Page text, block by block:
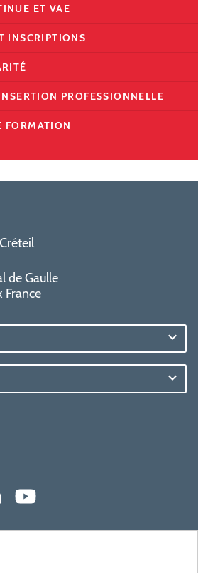
ET VAE
INSCRIPTIONS
PROFESSIONNELLE
FORMATION
de Gaulle
France